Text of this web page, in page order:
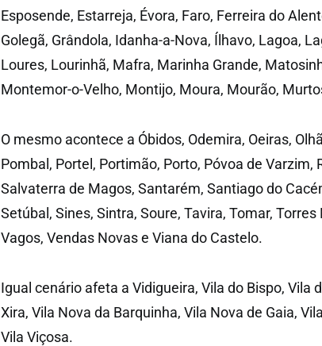
Esposende, Estarreja, Évora, Faro, Ferreira do
Golegã, Grândola, Idanha-a-Nova, Ílhavo, Lagoa,
Loures, Lourinhã, Mafra, Marinha Grande,
Montemor-o-Velho, Montijo, Moura, Mourão,
O mesmo acontece a Óbidos, Odemira, Oeiras,
Pombal, Portel, Portimão, Porto, Póvoa de Varzim,
Salvaterra de Magos, Santarém, Santiago do
Setúbal, Sines, Sintra, Soure, Tavira, Tomar,
Vagos, Vendas Novas e Viana do Castelo.
Igual cenário afeta a Vidigueira, Vila do Bispo, Vila
Xira, Vila Nova da Barquinha, Vila Nova de Gaia,
Vila Viçosa.